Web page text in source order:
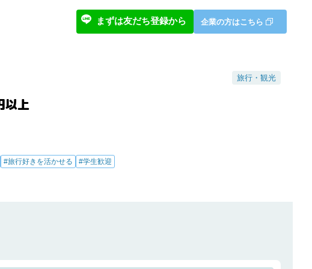
まずは友だち登録から 企業の方はこちら
旅行・観光
以上
#旅行好きを活かせる #学生歓迎